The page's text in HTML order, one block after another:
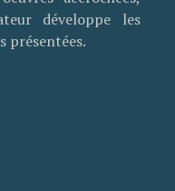
développe les
présentées.